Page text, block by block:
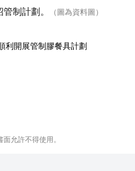
制計劃。
（圖為資料圖）
允許不得使用。